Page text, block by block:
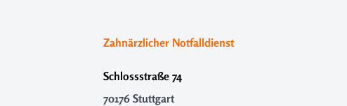
Zahnärzlicher Notfalldienst
Schlossstraße 74
70176 Stuttgart